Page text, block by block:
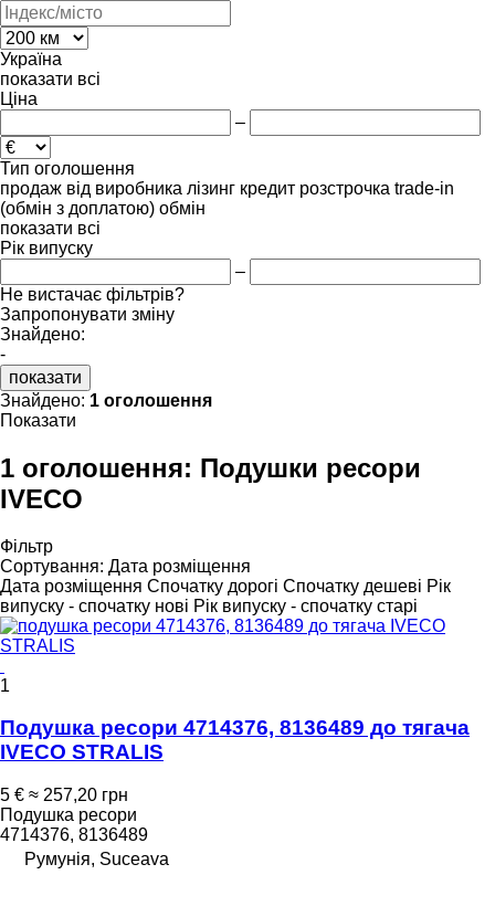
Україна
показати всі
Ціна
–
Тип оголошення
продаж від виробника лізинг кредит розстрочка trade-in
(обмін з доплатою) обмін
показати всі
Рік випуску
–
Не вистачає фільтрів?
Запропонувати зміну
Знайдено:
-
показати
Знайдено: 1 оголошення
Показати
1 оголошення: Подушки ресори
IVECO
Фільтр
Сортування: Дата розміщення
Дата розміщення Спочатку дорогі Спочатку дешеві Рік
випуску - спочатку нові Рік випуску - спочатку старі
1
Подушка ресори 4714376, 8136489 до тягача
IVECO STRALIS
5 € ≈ 257,20 грн
Подушка ресори
4714376, 8136489
Румунія, Suceava